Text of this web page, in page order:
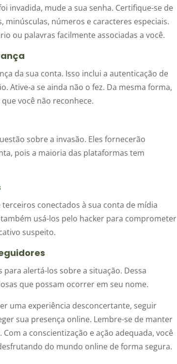
invadida, mude a sua senha. Certifique-se de
números e caracteres especiais.
ou palavras facilmente associadas a você.
da sua conta. Isso inclui a autenticação de
Ative-a se ainda não o fez. Da mesma forma,
você não reconhece.
sobre a invasão. Eles fornecerão
pois a maioria das plataformas tem
conectados à sua conta de mídia
usá-los pelo hacker para comprometer
suspeito.
alertá-los sobre a situação. Dessa
que possam ocorrer em seu nome.
uma experiência desconcertante, seguir
sua presença online. Lembre-se de manter
a conscientização e ação adequada, você
do mundo online de forma segura.